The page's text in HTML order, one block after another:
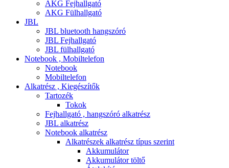
AKG Fejhallgató
AKG Fülhallgató
JBL
JBL bluetooth hangszóró
JBL Fejhallgató
JBL fülhallgató
Notebook , Mobiltelefon
Notebook
Mobiltelefon
Alkatrész , Kiegészítők
Tartozék
Tokok
Fejhallgató , hangszóró alkatrész
JBL alkatrész
Notebook alkatrész
Alkatrészek alkatrész típus szerint
Akkumulátor
Akkumulátor töltő